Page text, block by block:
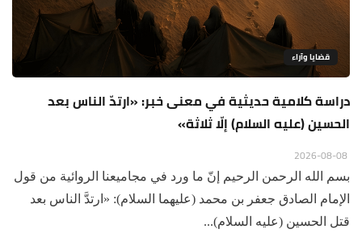
قضايا وآراء
دراسة كلامية حديثية في معنى خبر: «ارتدّ الناس بعد
الحسين (عليه السلام) إلّا ثلاثة»
بسم الله الرحمن الرحيم إنّ ما ورد في مجاميعنا الروائية من قول
الإمام الصادق جعفر بن محمد (عليهما السلام): «ارتدَّ الناس بعد
قتل الحسين (عليه السلام)...